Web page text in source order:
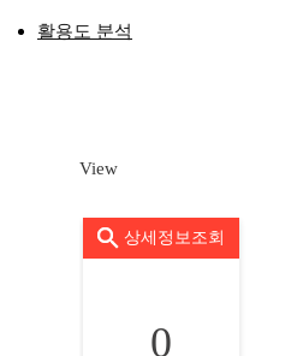
활용도 분석
View
상세정보조회
0